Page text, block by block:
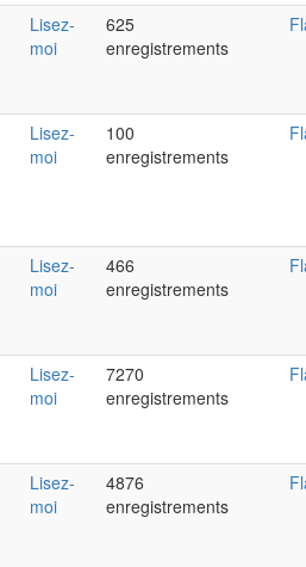
Lisez-
moi
625
enregistrements
Lisez-
moi
100
enregistrements
Lisez-
moi
466
enregistrements
Lisez-
moi
7270
enregistrements
Lisez-
moi
4876
enregistrements